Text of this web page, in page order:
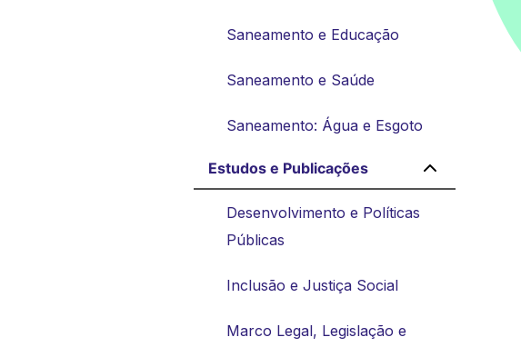
Saneamento e Educação
Saneamento e Saúde
Saneamento: Água e Esgoto
Estudos e Publicações
Desenvolvimento e Políticas
Públicas
Inclusão e Justiça Social
Marco Legal, Legislação e